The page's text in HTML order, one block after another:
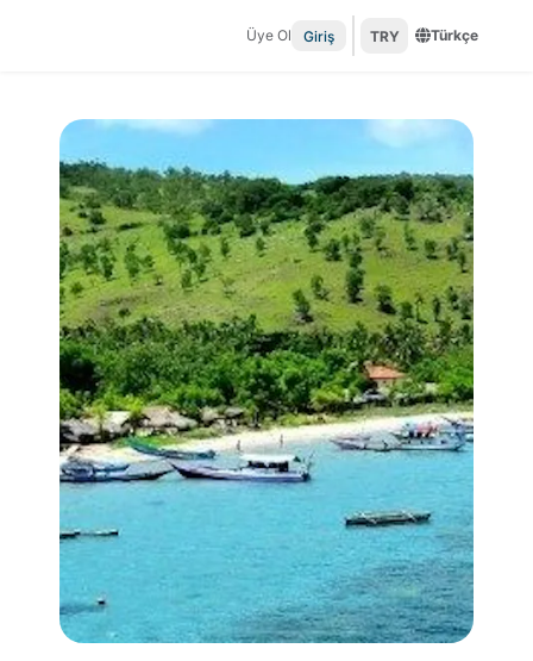
Üye Ol Giriş TRY Türkçe